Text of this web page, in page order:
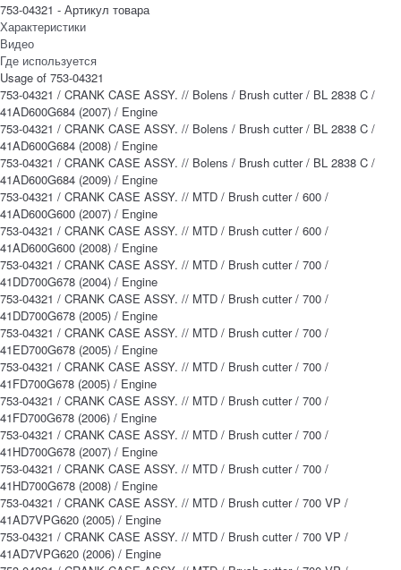
753-04321 - Артикул товара
Характеристики
Видео
Где используется
Usage of 753-04321
753-04321 / CRANK CASE ASSY. // Bolens / Brush cutter / BL 2838 C /
41AD600G684 (2007) / Engine
753-04321 / CRANK CASE ASSY. // Bolens / Brush cutter / BL 2838 C /
41AD600G684 (2008) / Engine
753-04321 / CRANK CASE ASSY. // Bolens / Brush cutter / BL 2838 C /
41AD600G684 (2009) / Engine
753-04321 / CRANK CASE ASSY. // MTD / Brush cutter / 600 /
41AD600G600 (2007) / Engine
753-04321 / CRANK CASE ASSY. // MTD / Brush cutter / 600 /
41AD600G600 (2008) / Engine
753-04321 / CRANK CASE ASSY. // MTD / Brush cutter / 700 /
41DD700G678 (2004) / Engine
753-04321 / CRANK CASE ASSY. // MTD / Brush cutter / 700 /
41DD700G678 (2005) / Engine
753-04321 / CRANK CASE ASSY. // MTD / Brush cutter / 700 /
41ED700G678 (2005) / Engine
753-04321 / CRANK CASE ASSY. // MTD / Brush cutter / 700 /
41FD700G678 (2005) / Engine
753-04321 / CRANK CASE ASSY. // MTD / Brush cutter / 700 /
41FD700G678 (2006) / Engine
753-04321 / CRANK CASE ASSY. // MTD / Brush cutter / 700 /
41HD700G678 (2007) / Engine
753-04321 / CRANK CASE ASSY. // MTD / Brush cutter / 700 /
41HD700G678 (2008) / Engine
753-04321 / CRANK CASE ASSY. // MTD / Brush cutter / 700 VP /
41AD7VPG620 (2005) / Engine
753-04321 / CRANK CASE ASSY. // MTD / Brush cutter / 700 VP /
41AD7VPG620 (2006) / Engine